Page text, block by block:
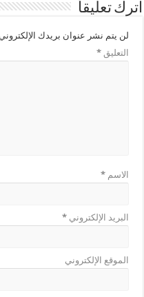
اترك تعليقاً
لن يتم نشر عنوان بريدك
التعليق*
الاسم*
البريد الإلكتروني*
الموقع الإلكتروني